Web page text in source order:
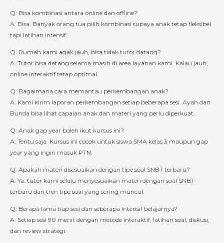
Q: Bisa kombinasi antara online dan offline?
A: Bisa. Banyak orang tua pilih kombinasi supaya anak tetap fleksibel
tapi latihan intensif.
Q: Rumah kami agak jauh, bisa tidak tutor datang?
A: Tutor bisa datang selama masih di area layanan kami. Kalau jauh,
online interaktif tetap optimal.
Q: Bagaimana cara memantau perkembangan anak?
A: Kami kirim laporan perkembangan setiap beberapa sesi. Ayah dan
Bunda bisa lihat capaian anak dan materi yang perlu diperkuat.
Q: Anak gap year boleh ikut kursus ini?
A: Tentu saja. Kursus ini cocok untuk siswa SMA kelas 3 maupun gap
year yang ingin masuk PTN.
Q: Apakah materi disesuaikan dengan tipe soal SNBT terbaru?
A: Ya, tutor kami selalu menyesuaikan materi dengan soal SNBT
terbaru dan tren tipe soal yang sering muncul.
Q: Berapa lama tiap sesi dan seberapa intensif belajarnya?
A: Setiap sesi 90 menit dengan metode interaktif, latihan soal, diskusi,
dan review strategi.